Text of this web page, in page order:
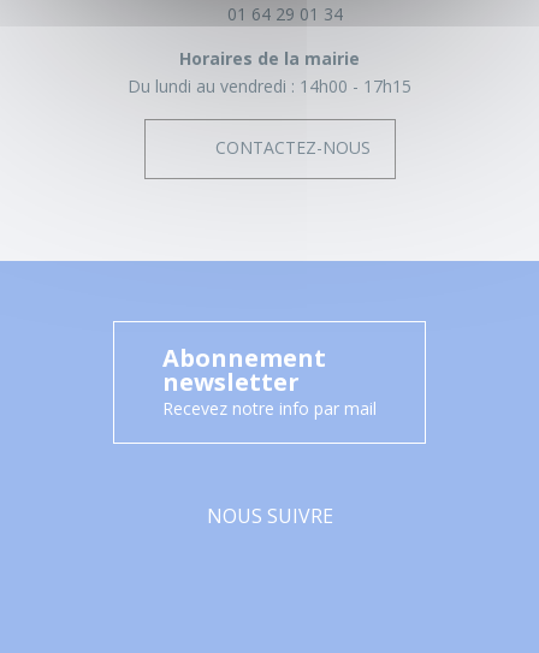
01 64 29 01 34
Horaires de la mairie
Du lundi au vendredi : 14h00 - 17h15
CONTACTEZ-NOUS
Abonnement
newsletter
Recevez notre info par mail
NOUS SUIVRE